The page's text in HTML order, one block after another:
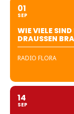
01
SEP
WIE VIELE
DRAUSSEN
RADIO FLORA
14
SEP